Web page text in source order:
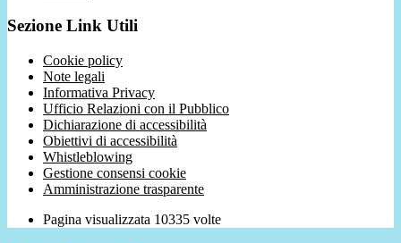
Sezione Link Utili
Cookie policy
Note legali
Informativa Privacy
Ufficio Relazioni con il Pubblico
Dichiarazione di accessibilità
Obiettivi di accessibilità
Whistleblowing
Gestione consensi cookie
Amministrazione trasparente
Pagina visualizzata 10335 volte